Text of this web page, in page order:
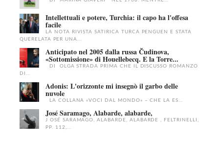
Intellettuali e potere, Turchia: il capo ha l'offesa
facile
LA NOTA RIVISTA SATIRICA TURCA PENGUEN E STATA
QUERELATA PER UNA...
Anticipato nel 2005 dalla russa Čudinova,
«Sottomissione» di Houellebecq. E la Torre...
DI OLGA STRADA PRIMA CHE IL DISCUSSO ROMANZO
DI...
Adonis: L'orizzonte mi insegnò il garbo delle
nuvole
LA COLLANA «VOCI DAL MONDO» – CHE LA ES...
José Saramago, Alabarde, alabarde,
J OSÉ SARAMAGO, ALABARDE, ALABARDE , FELTRINELLI,
PP. 112,...